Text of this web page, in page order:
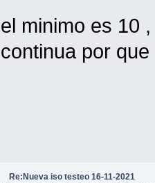
el minimo es 10
continua por
Re:Nueva iso testeo 16-11-2021